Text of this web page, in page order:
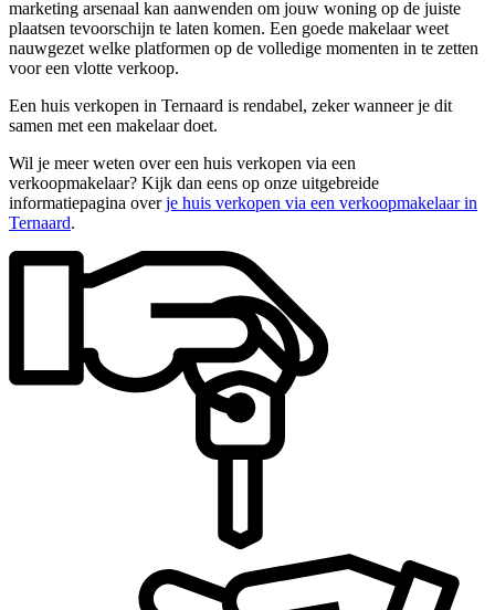
marketing arsenaal kan aanwenden om jouw woning op de juiste
plaatsen tevoorschijn te laten komen. Een goede makelaar weet
nauwgezet welke platformen op de volledige momenten in te zetten
voor een vlotte verkoop.
Een huis verkopen in Ternaard is rendabel, zeker wanneer je dit
samen met een makelaar doet.
Wil je meer weten over een huis verkopen via een
verkoopmakelaar? Kijk dan eens op onze uitgebreide
informatiepagina overje huis verkopen via een verkoopmakelaar in
Ternaard.